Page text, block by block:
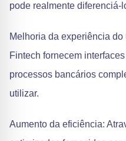
pode realmente diferenciá-
Melhoria da experiência
Fintech fornecem
processos bancários
utilizar.
Aumento da eficiência: